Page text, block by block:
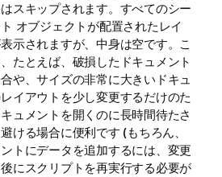
スキップされます。すべてのシー
ト オブジェクトが配置されたレイ
示されますが、中身は空です。こ
たとえば、破損したドキュメント
や、サイズの非常に大きいドキュ
イアウトを少し変更するだけのた
ュメントを開くのに長時間待たさ
ける場合に便利です (もちろん、
ントにデータを追加するには、変更
にスクリプトを再実行する必要が